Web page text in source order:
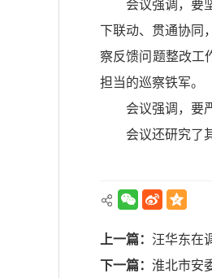
会议强调，要
下联动、贯通协同
察反馈问题整改工
担当的巡察铁军。
会议强调，要
会议还研究了
上一篇： 汪华东在
下一篇： 淮北市安